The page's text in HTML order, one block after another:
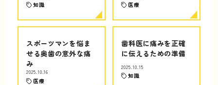
知識 医療
スポーツマンを悩ま
せる奥歯の意外な痛
み
2025.10.16
医療
歯科医に痛みを正確
に伝えるための準備
2025.10.15
知識